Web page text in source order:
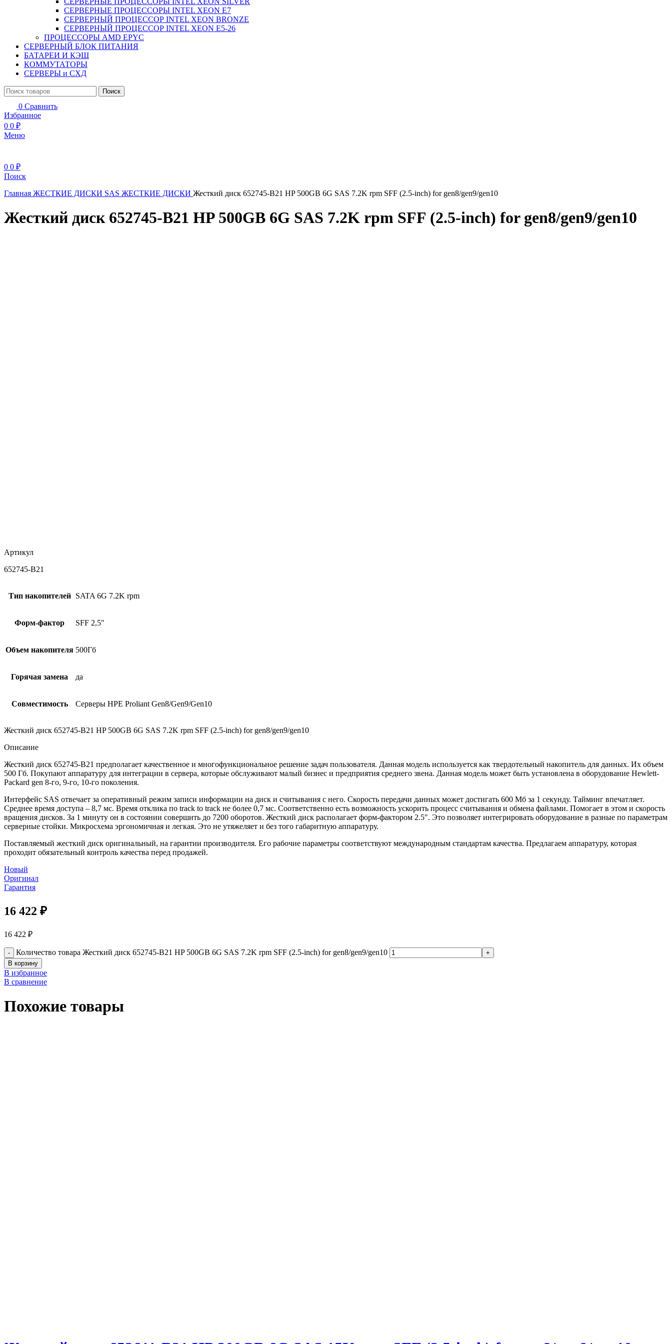
СЕРВЕРНЫЕ ПРОЦЕССОРЫ INTEL XEON Е7
СЕРВЕРНЫЙ ПРОЦЕССОР INTEL XEON BRONZE
СЕРВЕРНЫЙ ПРОЦЕССОР INTEL XEON Е5-26
ПРОЦЕССОРЫ AMD EPYC
СЕРВЕРНЫЙ БЛОК ПИТАНИЯ
БАТАРЕИ И КЭШ
КОММУТАТОРЫ
СЕРВЕРЫ и СХД
Поиск
0 Сравнить
Избранное
0 0 ₽
Меню
0 0 ₽
Поиск
Главная ЖЕСТКИЕ ДИСКИ SAS ЖЕСТКИЕ ДИСКИ Жесткий диск 652745-B21 HP 500GB 6G SAS 7.2K rpm SFF (2.5-inch) for gen8/gen9/gen10
Жесткий диск 652745-B21 HP 500GB 6G SAS 7.2K rpm SFF (2.5-inch) for gen8/gen9/gen10
Артикул
652745-B21
Тип накопителей SATA 6G 7.2K rpm
Форм-фактор SFF 2,5"
Объем накопителя 500Гб
Горячая замена да
Совместимость Серверы HPE Proliant Gen8/Gen9/Gen10
Жесткий диск 652745-B21 HP 500GB 6G SAS 7.2K rpm SFF (2.5-inch) for gen8/gen9/gen10
Описание
Жесткий диск 652745-B21 предполагает качественное и многофункциональное решение задач пользователя. Данная модель используется как твердотельный накопитель для данных. Их объем
500 Гб. Покупают аппаратуру для интеграции в сервера, которые обслуживают малый бизнес и предприятия среднего звена. Данная модель может быть установлена в оборудование Hewlett-
Packard gen 8-го, 9-го, 10-го поколения.
Интерфейс SAS отвечает за оперативный режим записи информации на диск и считывания с него. Скорость передачи данных может достигать 600 Мб за 1 секунду. Тайминг впечатляет.
Среднее время доступа – 8,7 мс. Время отклика по track to track не более 0,7 мс. Соответственно есть возможность ускорить процесс считывания и обмена файлами. Помогает в этом и скорость
вращения дисков. За 1 минуту он в состоянии совершить до 7200 оборотов. Жесткий диск располагает форм-фактором 2.5″. Это позволяет интегрировать оборудование в разные по параметрам
серверные стойки. Микросхема эргономичная и легкая. Это не утяжеляет и без того габаритную аппаратуру.
Поставляемый жесткий диск оригинальный, на гарантии производителя. Его рабочие параметры соответствуют международным стандартам качества. Предлагаем аппаратуру, которая
проходит обязательный контроль качества перед продажей.
Новый
Оригинал
Гарантия
16 422 ₽
16 422 ₽
Количество товара Жесткий диск 652745-B21 HP 500GB 6G SAS 7.2K rpm SFF (2.5-inch) for gen8/gen9/gen10
В корзину
В избранное
В сравнение
Похожие товары